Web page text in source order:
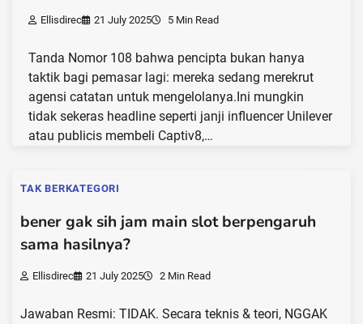
Ellisdirec 21 July 2025 5 Min Read
Tanda Nomor 108 bahwa pencipta bukan hanya
taktik bagi pemasar lagi: mereka sedang merekrut
agensi catatan untuk mengelolanya.Ini mungkin
tidak sekeras headline seperti janji influencer Unilever
atau publicis membeli Captiv8,…
TAK BERKATEGORI
bener gak sih jam main slot berpengaruh
sama hasilnya?
Ellisdirec 21 July 2025 2 Min Read
Jawaban Resmi: TIDAK. Secara teknis & teori, NGGAK